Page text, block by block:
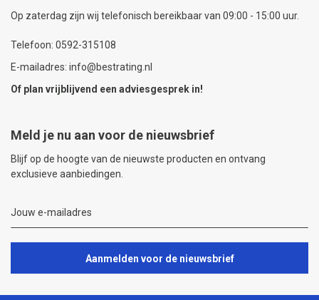
Op zaterdag zijn wij telefonisch bereikbaar van 09:00 - 15:00 uur.
Telefoon: 0592-315108
E-mailadres: info@bestrating.nl
Of plan vrijblijvend een adviesgesprek in!
Meld je nu aan voor de nieuwsbrief
Blijf op de hoogte van de nieuwste producten en ontvang
exclusieve aanbiedingen.
Aanmelden voor de nieuwsbrief